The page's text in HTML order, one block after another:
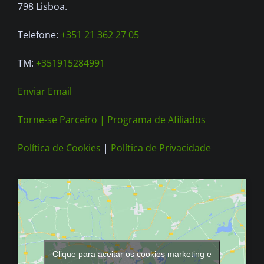
product
798 Lisboa.
Telefone: +351 21 362 27 05
TM: +351915284991
Enviar Email
Torne-se Parceiro | Programa de Afiliados
Política de Cookies | Política de Privacidade
Clique para aceitar os cookies marketing e